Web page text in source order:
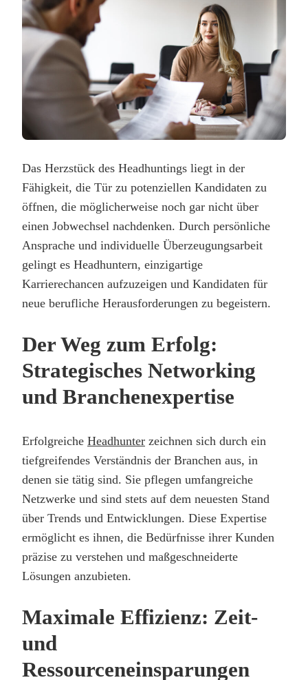
Das Herzstück des Headhuntings liegt in der
Fähigkeit, die Tür zu potenziellen Kandidaten zu
öffnen, die möglicherweise noch gar nicht über
einen Jobwechsel nachdenken. Durch persönliche
Ansprache und individuelle Überzeugungsarbeit
gelingt es Headhuntern, einzigartige
Karrierechancen aufzuzeigen und Kandidaten für
neue berufliche Herausforderungen zu begeistern.
Der Weg zum Erfolg:
Strategisches Networking
und Branchenexpertise
Erfolgreiche Headhunter zeichnen sich durch ein
tiefgreifendes Verständnis der Branchen aus, in
denen sie tätig sind. Sie pflegen umfangreiche
Netzwerke und sind stets auf dem neuesten Stand
über Trends und Entwicklungen. Diese Expertise
ermöglicht es ihnen, die Bedürfnisse ihrer Kunden
präzise zu verstehen und maßgeschneiderte
Lösungen anzubieten.
Maximale Effizienz: Zeit-
und
Ressourceneinsparungen